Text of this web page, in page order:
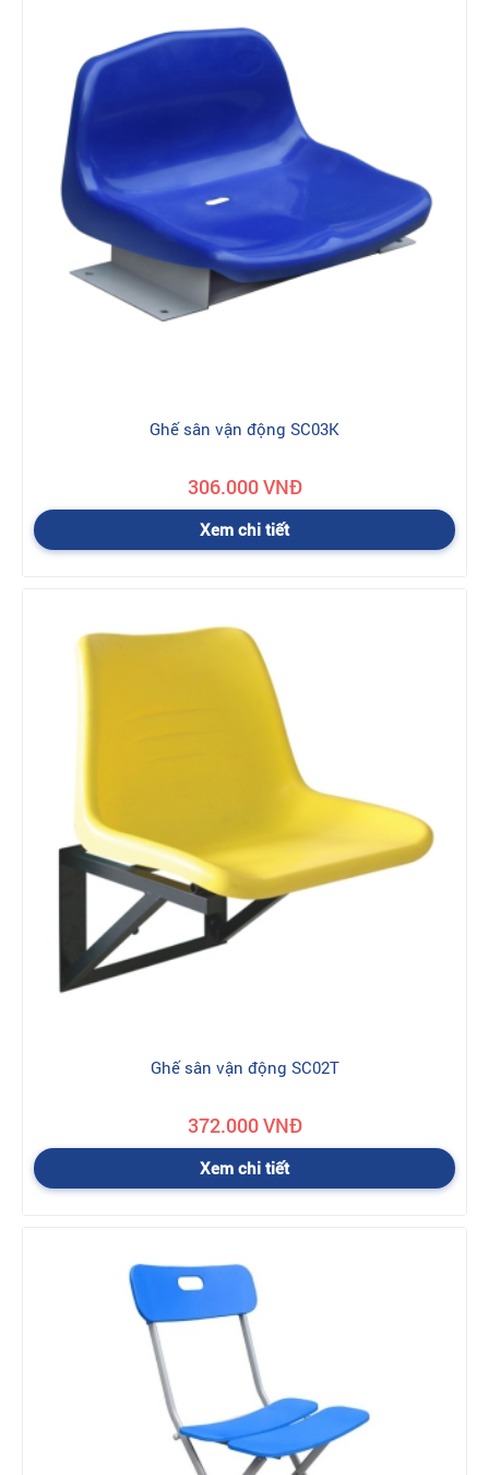
Ghế sân vận động SC03K
306.000 VNĐ
Xem chi tiết
Ghế sân vận động SC02T
372.000 VNĐ
Xem chi tiết